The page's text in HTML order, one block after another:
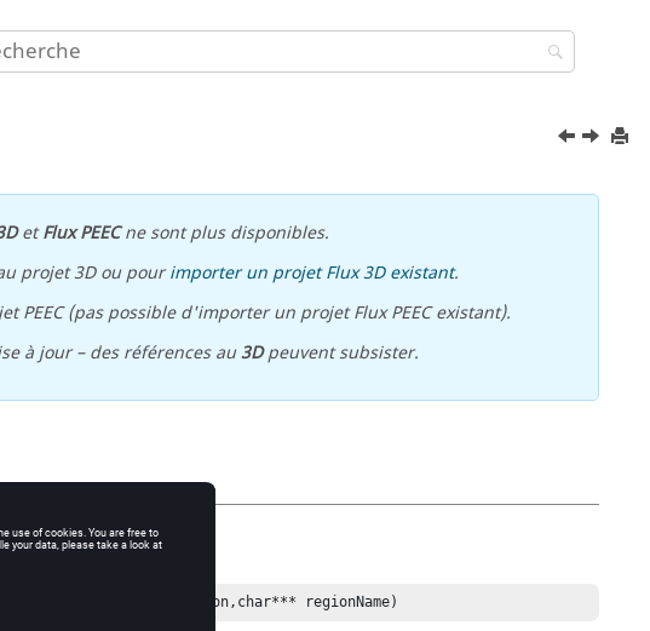
etFlux PEECne sont plus disponibles.
projet 3D ou pourimporter un projet Flux 3D existant.
PEEC (pas possible d'importer un projet Flux PEEC existant).
à jour – des références au3Dpeuvent subsister.
CEDINT32* nbrRegion,char*** regionName)